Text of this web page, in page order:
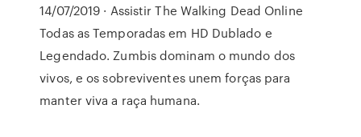
14/07/2019 · Assistir The Walking Dead Online
Todas as Temporadas em HD Dublado e
Legendado. Zumbis dominam o mundo dos
vivos, e os sobreviventes unem forças para
manter viva a raça humana.